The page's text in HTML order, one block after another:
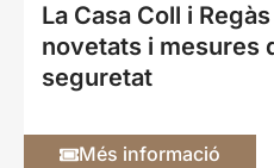
La Casa Coll i
novetats i mesures
seguretat
Més informació